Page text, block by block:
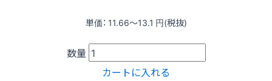
単価： 11.66〜13.1 円(税抜)
数量
カートに入れる